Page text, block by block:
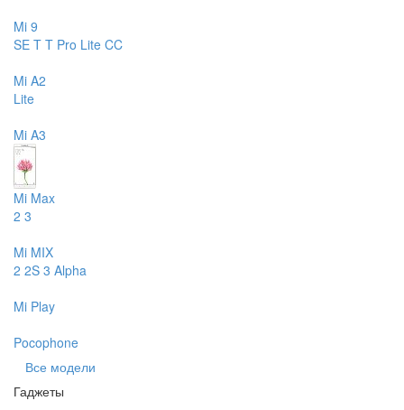
Mi 9
SE T T Pro Lite CC
Mi A2
Lite
Mi A3
Mi Max
2 3
Mi MIX
2 2S 3 Alpha
Mi Play
Pocophone
Все модели
Гаджеты